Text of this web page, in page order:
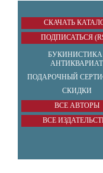
СКАЧАТЬ
ПОДПИСАТЬСЯ
БУКИНИСТИКА
АНТИКВАРИАТ
ПОДАРОЧНЫЙ
СКИДКИ
ВСЕ АВТОРЫ
ВСЕ